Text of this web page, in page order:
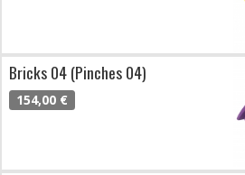
Bricks 04 (Pinches 04)
154,00 €